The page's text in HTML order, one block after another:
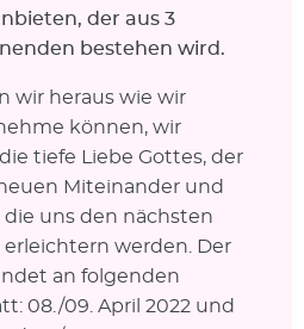
der aus 3
bestehen wird.
wir heraus wie wir
können, wir
tiefe Liebe Gottes, der
Miteinander und
die uns den nächsten
werden. Der
an folgenden
08./09. April 2022 und